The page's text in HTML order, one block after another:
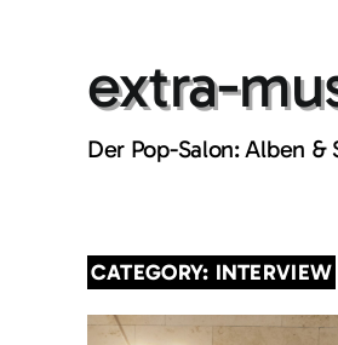
extra-
Der Pop-Salon: Alben
CATEGORY: INTERVIEW